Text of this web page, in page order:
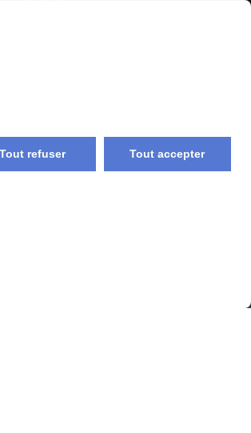
Tout refuser Tout accepter